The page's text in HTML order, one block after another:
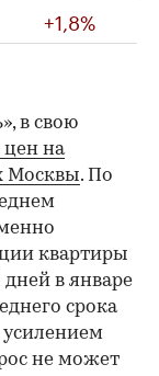
+1,8%
в свою
цен на
Москвы. По
квартиры
в январе
срока
не может